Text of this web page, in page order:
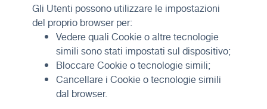
Gli Utenti possono utilizzare le impostazioni
del proprio browser per:
Vedere quali Cookie o altre tecnologie
simili sono stati impostati sul dispositivo;
Bloccare Cookie o tecnologie simili;
Cancellare i Cookie o tecnologie simili
dal browser.